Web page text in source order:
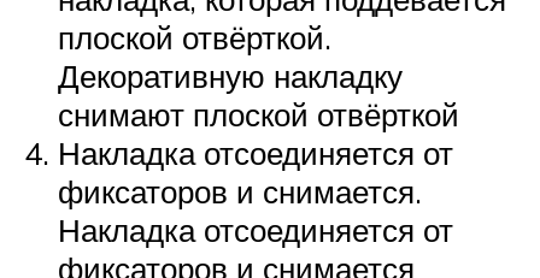
плоской отвёрткой.
Декоративную накладку
снимают плоской отвёрткой
Накладка отсоединяется от
фиксаторов и снимается.
Накладка отсоединяется от
фиксаторов и снимается